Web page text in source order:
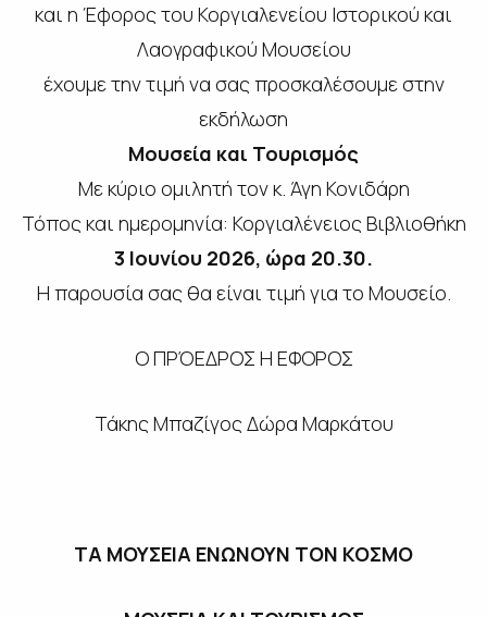
και η Έφορος του Κοργιαλενείου Ιστορικού και
Λαογραφικού Μουσείου
έχουμε την τιμή να σας προσκαλέσουμε στην
εκδήλωση
Μουσεία και Τουρισμός
Με κύριο ομιλητή τον κ. Άγη Κονιδάρη
Τόπος και ημερομηνία: Κοργιαλένειος Βιβλιοθήκη
3 Ιουνίου 2026, ώρα 20.30.
Η παρουσία σας θα είναι τιμή για το Μουσείο.
Ο ΠΡΌΕΔΡΟΣ Η ΕΦΟΡΟΣ
Τάκης Μπαζίγος Δώρα Μαρκάτου
ΤΑ ΜΟΥΣΕΙΑ ΕΝΩΝΟΥΝ ΤΟΝ ΚΟΣΜΟ